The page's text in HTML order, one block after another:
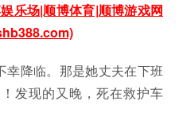
乐场|顺博体育|顺博游戏网
幸降临。那是她丈夫在下班
发现的又晚，死在救护车